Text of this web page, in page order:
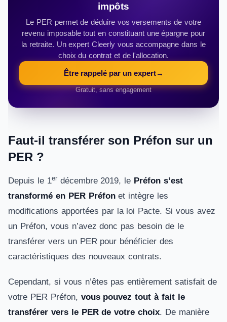
impôts
Le PER permet de déduire vos versements de votre
revenu imposable tout en constituant une épargne pour
la retraite. Un expert Cleerly vous accompagne dans le
choix du contrat et de l'allocation.
Être rappelé par un expert→
Gratuit, sans engagement
Faut-il transférer son Préfon sur un
PER ?
Depuis le 1erdécembre 2019, le Préfon s’est
transformé en PER Préfonet intègre les
modifications apportées par la loi Pacte. Si vous avez
un Préfon, vous n’avez donc pas besoin de le
transférer vers un PER pour bénéficier des
caractéristiques des nouveaux contrats.
Cependant, si vous n’êtes pas entièrement satisfait de
votre PER Préfon, vous pouvez tout à fait le
transférer vers le PER de votre choix. De manière